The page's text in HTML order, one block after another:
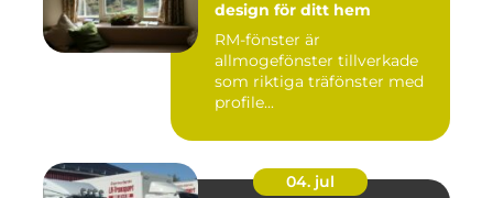
design för ditt hem
RM-fönster är
allmogefönster tillverkade
som riktiga träfönster med
profile...
04. jul